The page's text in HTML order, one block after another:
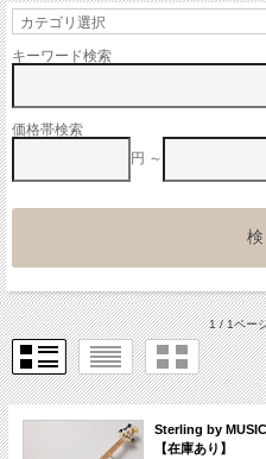
キーワード検索
価格帯検索
円 ～
1 / 1ペー
Sterling by
【在庫あり】